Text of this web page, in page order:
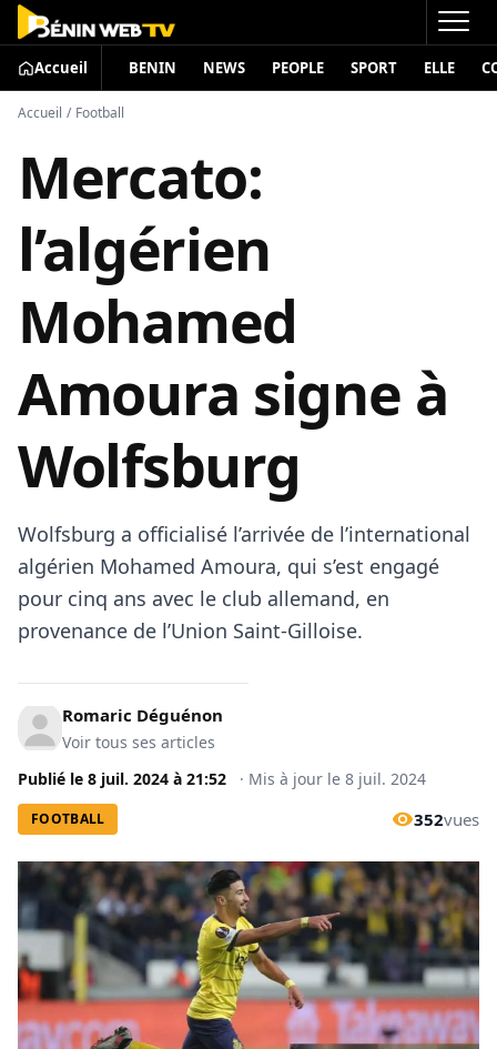
Accueil BENIN NEWS PEOPLE SPORT ELLE
Accueil / Football
Mercato:
l’algérien
Mohamed
Amoura signe à
Wolfsburg
Wolfsburg a officialisé l’arrivée de l’international
algérien Mohamed Amoura, qui s’est engagé
pour cinq ans avec le club allemand, en
provenance de l’Union Saint-Gilloise.
Romaric Déguénon
Voir tous ses articles
Publié le 8 juil. 2024 à 21:52 · Mis à jour le 8 juil. 2024
FOOTBALL 352vues